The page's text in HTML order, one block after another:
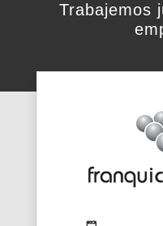
Trabajemos